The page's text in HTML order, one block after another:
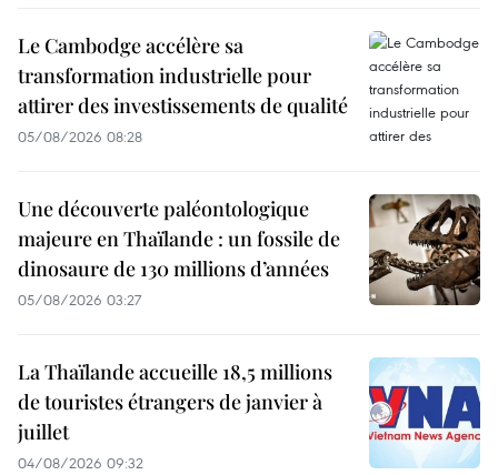
Le Cambodge accélère sa
transformation industrielle pour
attirer des investissements de qualité
05/08/2026 08:28
Une découverte paléontologique
majeure en Thaïlande : un fossile de
dinosaure de 130 millions d’années
05/08/2026 03:27
La Thaïlande accueille 18,5 millions
de touristes étrangers de janvier à
juillet
04/08/2026 09:32